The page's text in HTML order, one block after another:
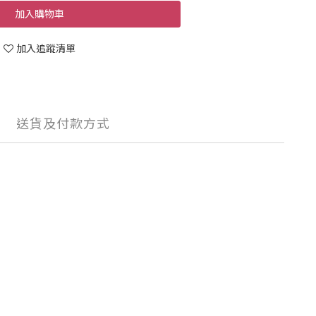
加入購物車
加入追蹤清單
送貨及付款方式